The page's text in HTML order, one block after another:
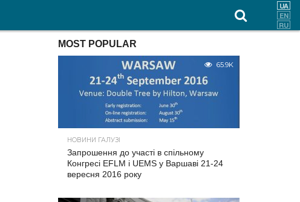
MOST POPULAR
65.9K
НОВИНИ ГАЛУЗІ
Запрошення до участі в спільному
Конгресі EFLM і UEMS у Варшаві 21-24
вересня 2016 року